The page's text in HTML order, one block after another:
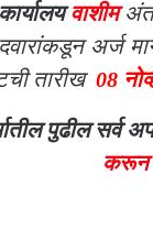
वाशीम
अर्ज
तारीख 08
पुढील सर्व
करून